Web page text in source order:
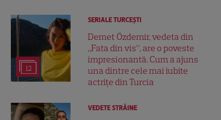
12
SERIALE TURCEŞTI
Demet Özdemir, vedeta din
„Fata din vis”, are o poveste
impresionantă. Cum a ajuns
una dintre cele mai iubite
actrițe din Turcia
VEDETE STRĂINE